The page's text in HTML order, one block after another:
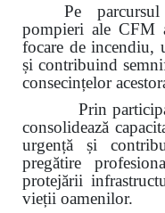
Pe
pompieri ale CFM
focare de incendiu,
și contribuind
consecințelor
Prin
consolidează
urgență și
pregătire
protejării
vieții oamenilor.